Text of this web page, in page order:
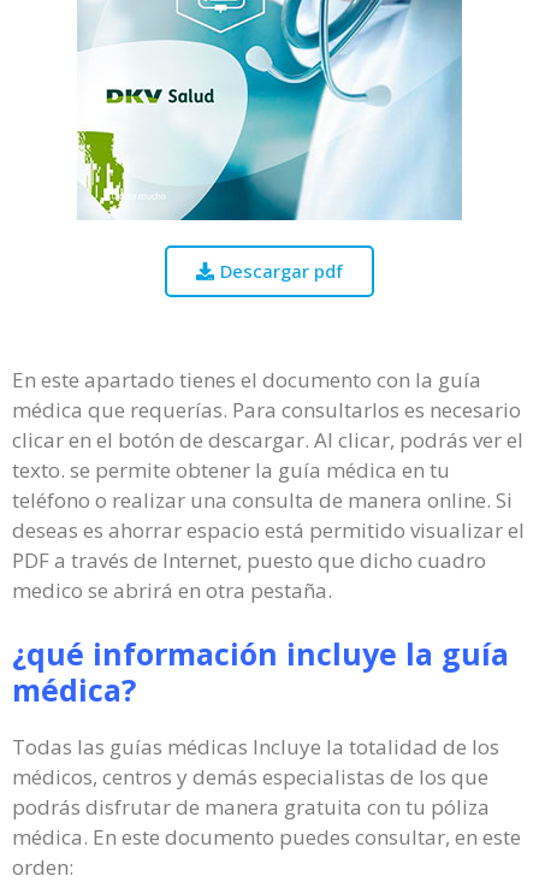
Descargar pdf
En este apartado tienes el documento con la guía
médica que requerías. Para consultarlos es necesario
clicar en el botón de descargar. Al clicar, podrás ver el
texto. se permite obtener la guía médica en tu
teléfono o realizar una consulta de manera online. Si
deseas es ahorrar espacio está permitido visualizar el
PDF a través de Internet, puesto que dicho cuadro
medico se abrirá en otra pestaña.
¿qué información incluye la guía
médica?
Todas las guías médicas Incluye la totalidad de los
médicos, centros y demás especialistas de los que
podrás disfrutar de manera gratuita con tu póliza
médica. En este documento puedes consultar, en este
orden: